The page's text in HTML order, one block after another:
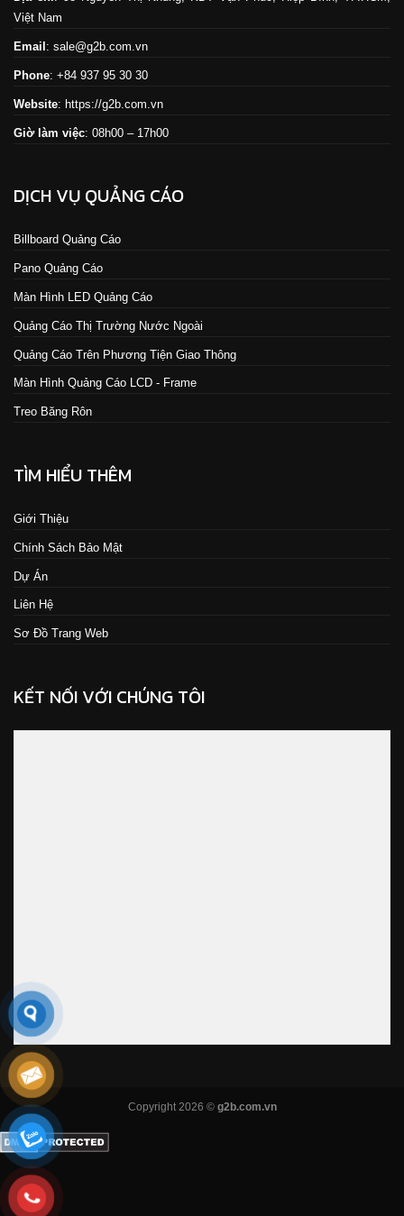
Việt Nam
Email : sale@g2b.com.vn
Phone: +84 937 95 30 30
Website: https://g2b.com.vn
Giờ làm việc: 08h00 – 17h00
DỊCH VỤ QUẢNG CÁO
Billboard Quảng Cáo
Pano Quảng Cáo
Màn Hình LED Quảng Cáo
Quảng Cáo Thị Trường Nước Ngoài
Quảng Cáo Trên Phương Tiện Giao Thông
Màn Hình Quảng Cáo LCD - Frame
Treo Băng Rôn
TÌM HIỂU THÊM
Giới Thiệu
Chính Sách Bảo Mật
Dự Án
Liên Hệ
Sơ Đồ Trang Web
KẾT NỐI VỚI CHÚNG TÔI
Copyright 2026 © g2b.com.vn